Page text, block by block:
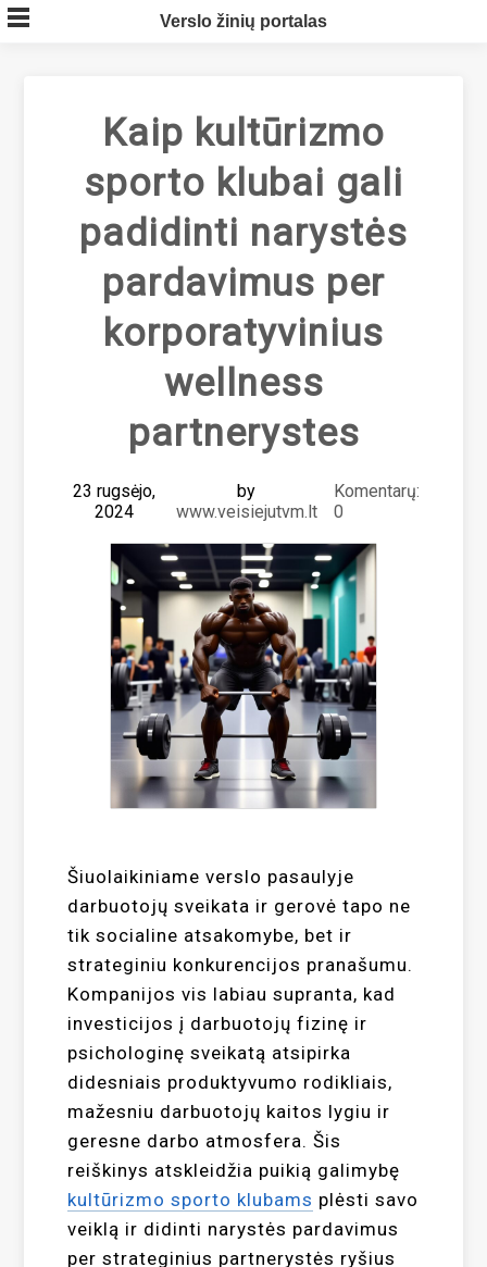
Skip
to
Verslo žinių portalas
Kaip kultūrizmo
sporto klubai gali
padidinti narystės
pardavimus per
korporatyvinius
wellness
partnerystes
23 rugsėjo,
2024
by
www.veisiejutvm.lt
Komentarų:
0
Šiuolaikiniame verslo pasaulyje
darbuotojų sveikata ir gerovė tapo ne
tik socialine atsakomybe, bet ir
strateginiu konkurencijos pranašumu.
Kompanijos vis labiau supranta, kad
investicijos į darbuotojų fizinę ir
psichologinę sveikatą atsipirka
didesniais produktyvumo rodikliais,
mažesniu darbuotojų kaitos lygiu ir
geresne darbo atmosfera. Šis
reiškinys atskleidžia puikią galimybę
kultūrizmo sporto klubams plėsti savo
veiklą ir didinti narystės pardavimus
per strateginius partnerystės ryšius